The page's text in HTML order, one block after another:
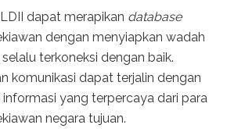
dapat merapikan database
dengan menyiapkan wadah
terkoneksi dengan baik.
komunikasi dapat terjalin dengan
yang terpercaya dari para
negara tujuan.